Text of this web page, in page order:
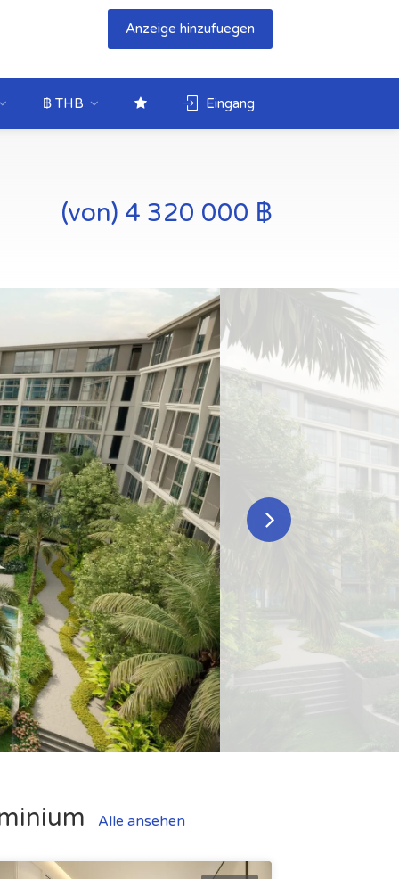
Anzeige hinzufuegen
Eingang
฿ THB
(von) 4 320 000 ฿
Alle ansehen